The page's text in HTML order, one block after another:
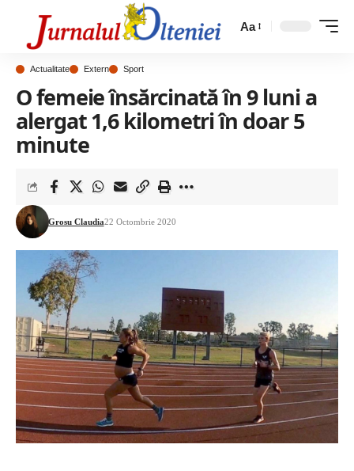
Aa
Actualitate Extern Sport
O femeie însărcinată în 9 luni a
alergat 1,6 kilometri în doar 5
minute
Grosu Claudia22 Octombrie 2020